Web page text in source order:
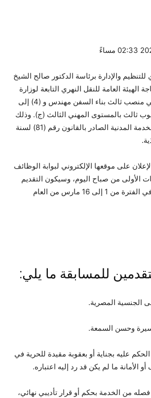
والإدارة برئاسة الدكتور صالح الشيخ
الهيئة العامة للنقل النهري التابعة لوزارة
النقل لتعيين (24) في منصب ثالث بناء السفن مهندس و (4) إلى
ثالث بالمستوى المهني الثالث (ج). وذلك
وفقاً لأحكام قانون الخدمة المدنية الصادر بالقانون رقم (81) لسنة
على موقعها الإلكتروني لبوابة الوظائف
الأولى من صباح اليوم، وسيكون التقديم
على البوابة مفتوحا في الفترة من 1 إلى 16 مارس من العام
للمسابقة ما يلي:
عليه بجناية أو بعقوبة مقيدة للحرية في
الأمانة ما لم يكن قد رد إليه اعتباره.
من الخدمة بحكم أو قرار تأديبي نهائي،